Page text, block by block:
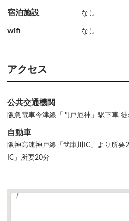
宿泊施設 なし
wifi なし
アクセス
公共交通機関
阪急電車今津線「門戸厄神」駅下車
自動車
阪神高速神戸線「武庫川IC」より所
IC」所要20分